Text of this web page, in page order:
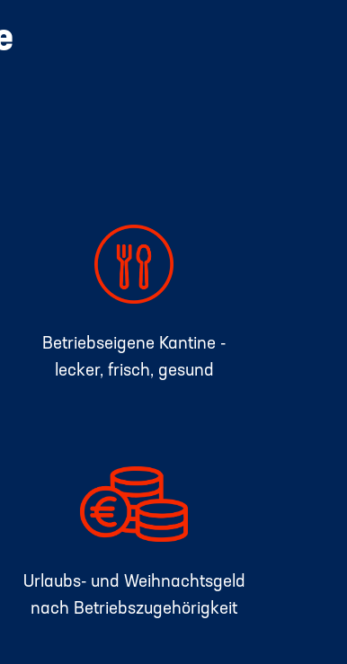
Betriebseigene Kantine -
lecker, frisch, gesund
Urlaubs- und Weihnachtsgeld
nach Betriebszugehörigkeit